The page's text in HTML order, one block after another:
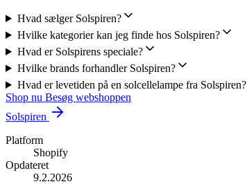
Hvad sælger Solspiren?
Hvilke kategorier kan jeg finde hos Solspiren?
Hvad er Solspirens speciale?
Hvilke brands forhandler Solspiren?
Hvad er levetiden på en solcellelampe fra Solspiren?
Shop nu Besøg webshoppen
Solspiren
Platform
Shopify
Opdateret
9.2.2026